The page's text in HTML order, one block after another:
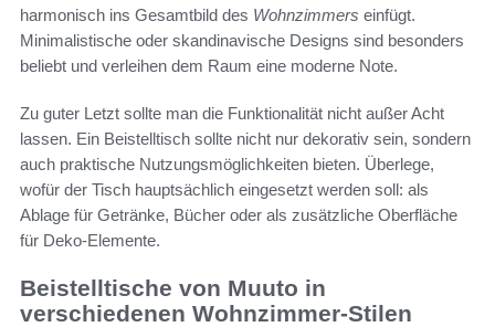
harmonisch ins Gesamtbild des Wohnzimmers einfügt.
Minimalistische oder skandinavische Designs sind besonders
beliebt und verleihen dem Raum eine moderne Note.
Zu guter Letzt sollte man die Funktionalität nicht außer Acht
lassen. Ein Beistelltisch sollte nicht nur dekorativ sein, sondern
auch praktische Nutzungsmöglichkeiten bieten. Überlege,
wofür der Tisch hauptsächlich eingesetzt werden soll: als
Ablage für Getränke, Bücher oder als zusätzliche Oberfläche
für Deko-Elemente.
Beistelltische von Muuto in
verschiedenen Wohnzimmer-Stilen